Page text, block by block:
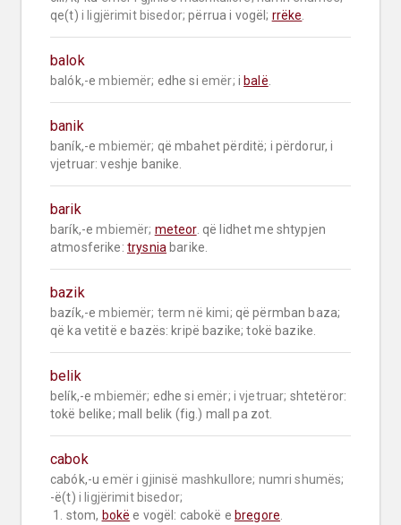
qe(t) i ligjërimit bisedor; përrua i vogël; rrëke
balok
balók,-e mbiemër; edhe si emër; i balë
banik
baník,-e mbiemër; që mbahet përditë; i përdorur, i
vjetruar: veshje banike.
barik
barík,-e mbiemër; meteor. që lidhet me shtypjen
atmosferike: trysnia barike.
bazik
bazík,-e mbiemër; term në kimi; që përmban baza;
që ka vetitë e bazës: kripë bazike; tokë bazike.
belik
belík,-e mbiemër; edhe si emër; i vjetruar; shtetëror:
tokë belike; mall belik (fig.) mall pa zot.
cabok
cabók,-u emër i gjinisë mashkullore; numri shumës;
-ë(t) i ligjërimit bisedor;
1. stom, bokë e vogël: cabokë e bregore